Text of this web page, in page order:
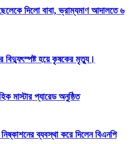
দিলো বাবা, ভ্রাম্যমাণ আদালতে ৬
বিদ্যুৎস্পষ্ট হয়ে কৃষকের মৃত্যু।
মাস্টার প্যারেড অনুষ্ঠিত
ব্যবস্থা করে দিলেন বিএনপি